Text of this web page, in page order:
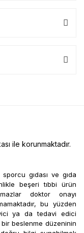
ile korunmaktadır.
gıdası ve gıda
beşeri tıbbi ürün
doktor onayı
bu yüzden
ya da tedavi edici
beslenme düzeninin